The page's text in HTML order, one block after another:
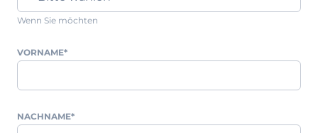
Wenn Sie möchten
VORNAME*
NACHNAME*